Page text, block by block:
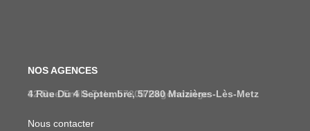
NOS AGENCES
32 Rue Emile Zola, 57300 Hagondange
Nous contacter